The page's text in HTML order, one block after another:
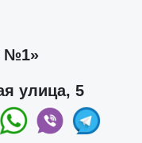
№1»
улица, 5